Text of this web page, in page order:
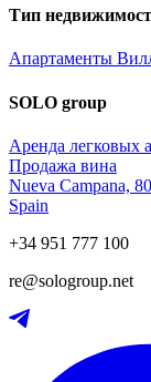
Тип
Апартаменты
SOLO group
Аренда легковых
Продажа вина
Nueva Campana,
Spain
+34 951 777 100
re@sologroup.net